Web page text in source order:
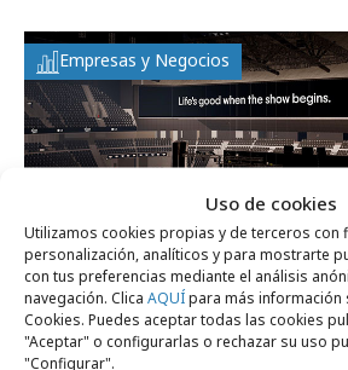
Uso de cookies
Utilizamos cookies propias y de terceros con
personalización, analíticos y para mostrarte
con tus preferencias mediante el análisis
navegación. Clica AQUÍpara más información
Cookies. Puedes aceptar todas las cookies
"Aceptar" o configurarlas o rechazar su uso
"Configurar".
Empresas y Negocios
martes, 9 de septiembre 2025